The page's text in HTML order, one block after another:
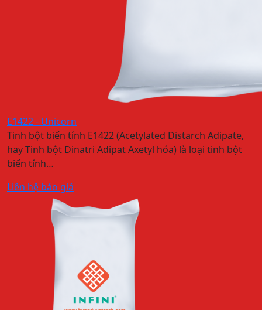
E1422 - Unicorn
Tinh bột biến tính E1422 (Acetylated Distarch Adipate,
hay Tinh bột Dinatri Adipat Axetyl hóa) là loại tinh bột
biến tính…
Liên hệ báo giá